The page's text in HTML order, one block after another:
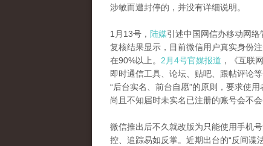
涉敏而遭封停的，并没有详细说明。
1月13号， 陆媒引述中国网信办移动网
复核结果显示，目前微信用户真实身份
在90%以上。 2月4号官媒报道 ，《互联
即时通信工具、论坛、贴吧、跟帖评论
“后台实名、前台自愿”的原则，要求使
尚且不知届时未实名已注册的账号会不
微信推出后不久就改版为只能使用手机
控、追踪易如反掌。近期出台的“反间谍